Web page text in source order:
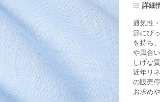
詳細
通気性
節にぴ
を持ち
や風合
しげな
近年リ
の販売
お求め